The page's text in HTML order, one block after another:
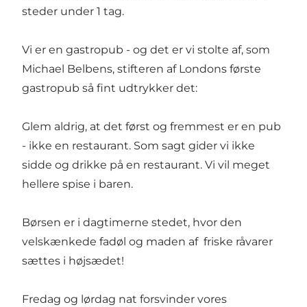
steder under 1 tag.
Vi er en gastropub - og det er vi stolte af, som
Michael Belbens, stifteren af Londons første
gastropub så fint udtrykker det:
Glem aldrig, at det først og fremmest er en pub
- ikke en restaurant. Som sagt gider vi ikke
sidde og drikke på en restaurant. Vi vil meget
hellere spise i baren.
Børsen er i dagtimerne stedet, hvor den
velskænkede fadøl og maden af friske råvarer
sættes i højsædet!
Fredag og lørdag nat forsvinder vores